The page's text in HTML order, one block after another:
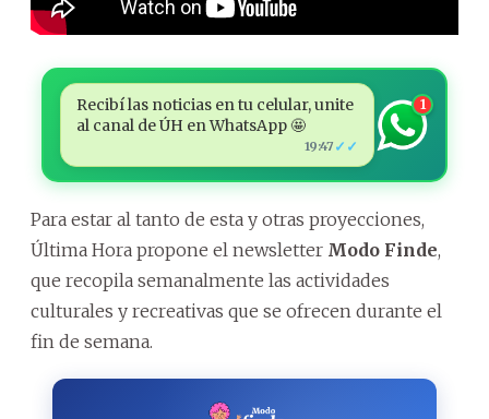
Recibí las noticias en tu celular, unite
al canal de ÚH en WhatsApp 🤩
19:47 ✓✓
1
Para estar al tanto de esta y otras proyecciones,
Última Hora propone el newsletter Modo Finde,
que recopila semanalmente las actividades
culturales y recreativas que se ofrecen durante el
fin de semana.